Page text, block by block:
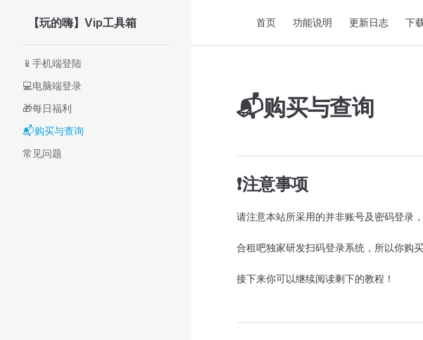
Skip to content
【玩的嗨】Vip工具箱
首页
功能说明 更新日志 下
📱手机端登陆
💻电脑端登录
🎁每日福利
📬购买与查询
常见问题
📬购买与查询
❗注意事项
请注意本站所采用的并非账号及密码登录
合租吧独家研发扫码登录系统，所以你购
接下来你可以继续阅读剩下的教程！